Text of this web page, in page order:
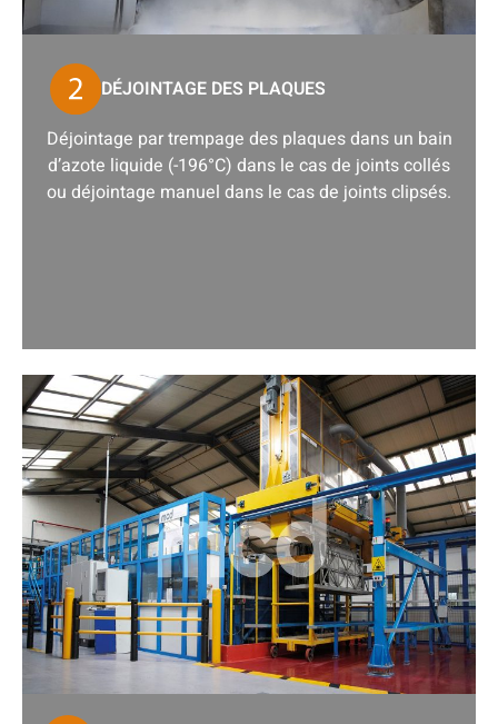
DÉJOINTAGE DES PLAQUES
Déjointage par trempage des plaques dans un bain
d’azote liquide (-196°C) dans le cas de joints collés
ou déjointage manuel dans le cas de joints clipsés.